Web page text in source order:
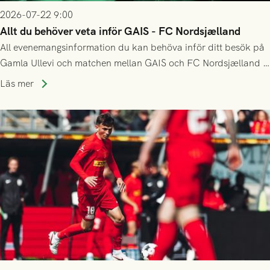
2026-07-22 9:00
Allt du behöver veta inför GAIS - FC Nordsjælland
All evenemangsinformation du kan behöva inför ditt besök på
Gamla Ullevi och matchen mellan GAIS och FC Nordsjælland i
kvalet till Conference League! Avspark kl 19.00 på torsdag
Läs mer